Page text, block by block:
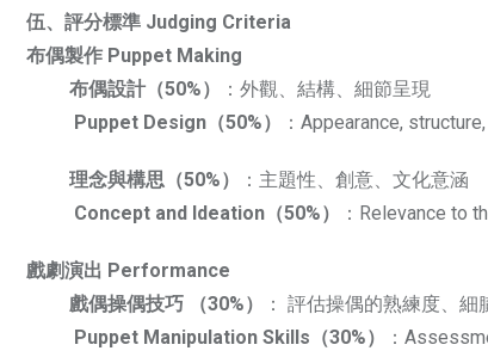
伍、評分標準 Judging Criteria
布偶製作 Puppet Making
布偶設計（50%）
：外觀、結構、細節呈現
Puppet Design（50%）
：Appearance,
理念與構思（50%）
：主題性、創意、文化意涵
Concept and Ideation（50%）
：Relevance to
戲劇演出 Performance
戲偶操偶技巧 （30%）
： 評估操偶的熟練度、
Puppet Manipulation Skills（30%）
：